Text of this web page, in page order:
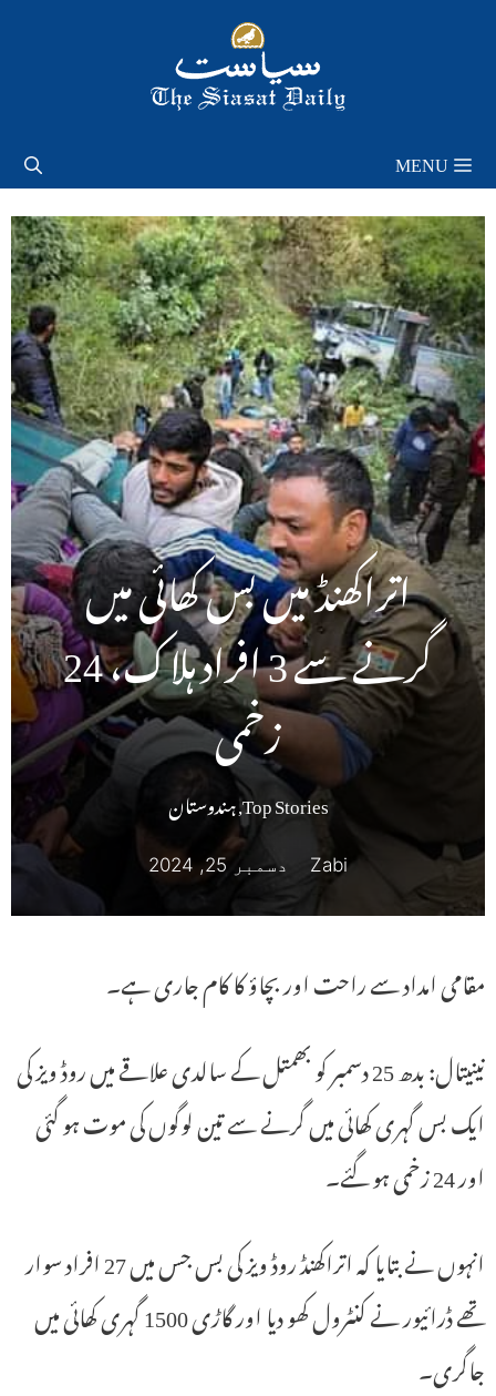
MENU
اتراکھنڈ میں بس کھائی میں
گرنے سے 3 افراد ہلاک، 24
زخمی
Top Stories
,ہندوستان
Zabi دسمبر 25, 2024
مقامی امداد سے راحت اور بچاؤ کا کام جاری ہے۔
نینیتال: بدھ 25 دسمبر کو بھمتل کے سالدی علاقے میں روڈ ویز کی
ایک بس گہری کھائی میں گرنے سے تین لوگوں کی موت ہو گئی
اور 24 زخمی ہو گئے۔
انہوں نے بتایا کہ اتراکھنڈ روڈ ویز کی بس جس میں 27 افراد سوار
تھے ڈرائیور نے کنٹرول کھو دیا اور گاڑی 1500 گہری کھائی میں
جاگری۔